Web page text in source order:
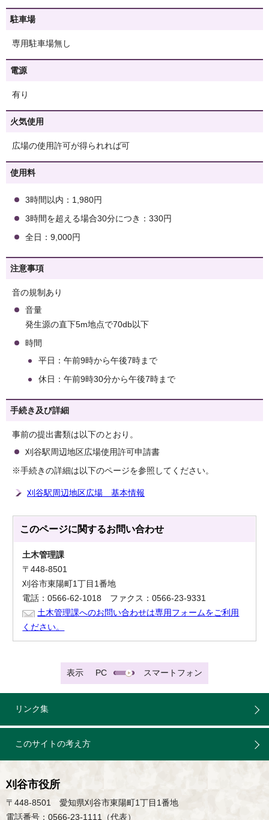
駐車場
専用駐車場無し
電源
有り
火気使用
広場の使用許可が得られれば可
使用料
3時間以内：1,980円
3時間を超える場合30分につき：330円
全日：9,000円
注意事項
音の規制あり
音量
発生源の直下5m地点で70db以下
時間
平日：午前9時から午後7時まで
休日：午前9時30分から午後7時まで
手続き及び詳細
事前の提出書類は以下のとおり。
刈谷駅周辺地区広場使用許可申請書
※手続きの詳細は以下のページを参照してください。
刈谷駅周辺地区広場 基本情報
このページに関するお問い合わせ
土木管理課
〒448-8501
刈谷市東陽町1丁目1番地
電話：0566-62-1018 ファクス：0566-23-9331
土木管理課へのお問い合わせは専用フォームをご利用
ください。
表示 PC スマートフォン
リンク集
このサイトの考え方
刈谷市役所
〒448-8501 愛知県刈谷市東陽町1丁目1番地
電話番号：0566-23-1111（代表）